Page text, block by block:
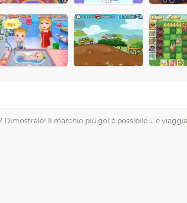
Dimostralo! Il marchio più gol è possibile ... e